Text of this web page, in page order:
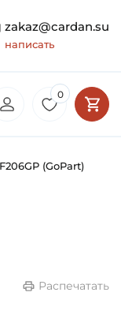
zakaz@cardan.su
написать
0
(GoPart)
Распечатать